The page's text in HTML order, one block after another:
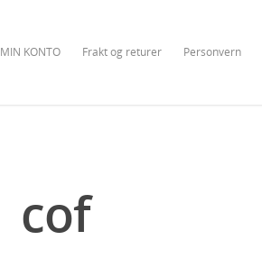
MIN KONTO Frakt og returer Personvern
cof